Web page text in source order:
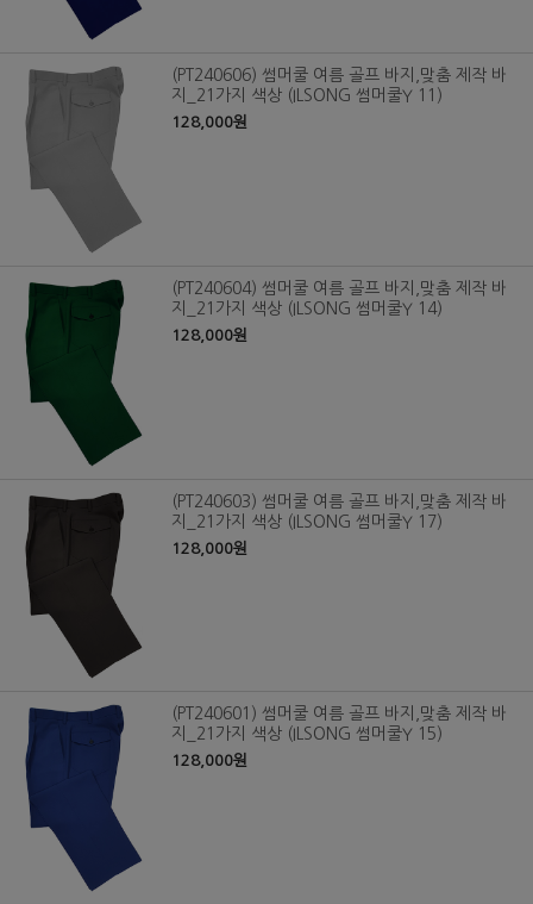
(PT240606) 썸머쿨 여름 골프 바지,맞춤 제작 바
지_21가지 색상 (ILSONG 썸머쿨Y 11)
128,000원
(PT240604) 썸머쿨 여름 골프 바지,맞춤 제작 바
지_21가지 색상 (ILSONG 썸머쿨Y 14)
128,000원
(PT240603) 썸머쿨 여름 골프 바지,맞춤 제작 바
지_21가지 색상 (ILSONG 썸머쿨Y 17)
128,000원
(PT240601) 썸머쿨 여름 골프 바지,맞춤 제작 바
지_21가지 색상 (ILSONG 썸머쿨Y 15)
128,000원